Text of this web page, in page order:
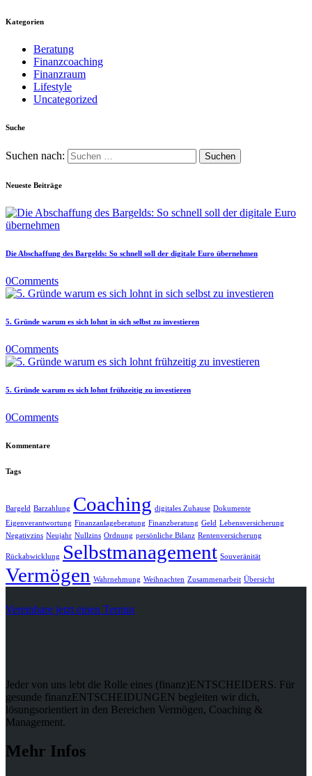
Kategorien
Beratung
Finanzcoaching
Finanzraum
Lifestyle
Uncategorized
Suche
Suchen nach:
Neueste Beiträge
Die Abschaffung des Bargelds: So schnell soll der digitale Euro übernehmen
0Comments
5. Gründe warum es sich lohnt in sich selbst zu investieren
0Comments
5. Gründe warum es sich lohnt frühzeitig zu investieren
0Comments
Kommentare
Tags
Bargeld Barzahlung Coaching digitales Zuhause Dokumente
Eigenverantwortung Finanzanlageberatung Finanzberatung Geld Lebensversicherung
Negativzins Neujahr Nullzins Ordnung persönliche Bilanz Rentenversicherung
Rückabwicklung Selbstmanagement Souveränität
Vermögen Wahrnehmung Weihnachten Zusammenarbeit Übersicht
Vereinbare jetzt einen Termin
Jeder von uns lebt die Rolle eines (finanz)ENTSCHEIDERS. Für
gesunde finanzENTSCHEIDUNGEN begleiten wir dich,
lösungsorientiert in den Bereichen Vermögen, Coaching &
Management.
Mehr Infos